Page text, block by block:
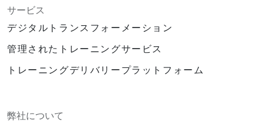
サービス
デジタルトランスフォーメーション
管理されたトレーニングサービス
トレーニングデリバリープラットフォーム
弊社について